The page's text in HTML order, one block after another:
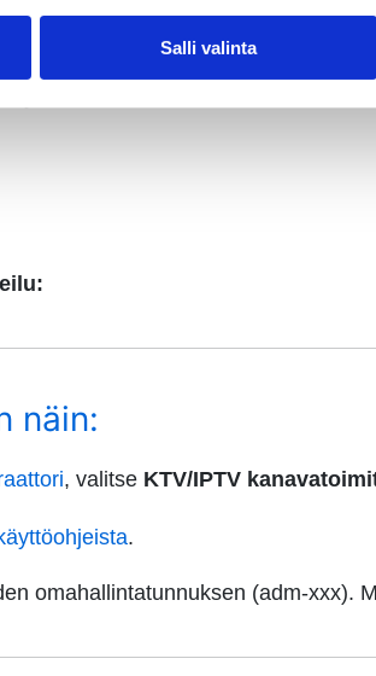
Salli valinta
MTV Katsomo+ -
näin:
, valitse KTV/IPTV
.
omahallintatunnuksen (adm-xxx).